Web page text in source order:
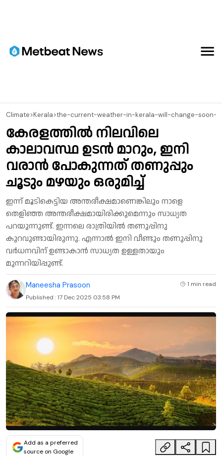
Climate>Kerala>the-current-weather-in-kerala-will-change-soon-
കേരളത്തിൽ നിലവിലെ
കാലാവസ്ഥ ഉടൻ മാറും, ഇനി
വരാൻ പോകുന്നത് തണുപ്പും
ചൂടും മഴയും ഒരുമിച്ച്
ഇന്ന് മൂടികെട്ടിയ അന്തരീക്ഷമാണെങ്കിലും നാളെ
തെളിഞ്ഞ അന്തരീക്ഷമായിരിക്കുമെന്നും സാധ്യത
പറയുന്നുണ്ട്. ഇന്നലെ രാത്രിയിൽ തണുപ്പിനു
കുറവുണ്ടായിരുന്നു. എന്നാൽ ഇനി വീണ്ടും തണുപ്പിനു
വർധനവിന് ഉണ്ടാകാൻ സാധ്യത ഉള്ളതായും
മുന്നറിയിപ്പുണ്ട്.
Maneesha Prasoon 1 min read
Published :17 Dec 2025 03:58 PM
Add as a preferred
source on Google